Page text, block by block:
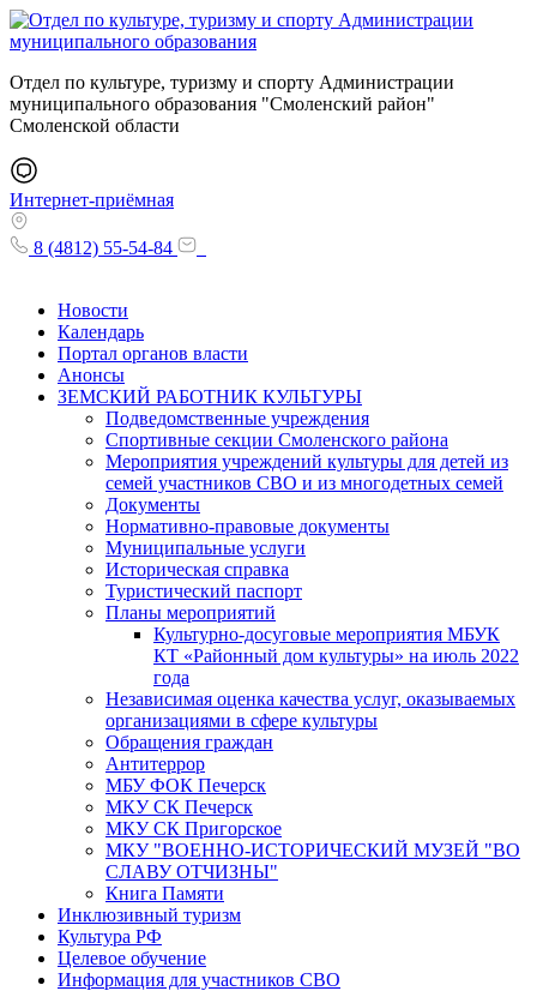
Отдел по культуре, туризму и спорту Администрации
муниципального образования "Смоленский район"
Смоленской области
Интернет-приёмная
8 (4812) 55-54-84
Новости
Календарь
Портал органов власти
Анонсы
ЗЕМСКИЙ РАБОТНИК КУЛЬТУРЫ
Подведомственные учреждения
Спортивные секции Смоленского района
Мероприятия учреждений культуры для детей из
семей участников СВО и из многодетных семей
Документы
Нормативно-правовые документы
Муниципальные услуги
Историческая справка
Туристический паспорт
Планы мероприятий
Культурно-досуговые мероприятия МБУК
КТ «Районный дом культуры» на июль 2022
года
Независимая оценка качества услуг, оказываемых
организациями в сфере культуры
Обращения граждан
Антитеррор
МБУ ФОК Печерск
МКУ СК Печерск
МКУ СК Пригорское
МКУ "ВОЕННО-ИСТОРИЧЕСКИЙ МУЗЕЙ "ВО
СЛАВУ ОТЧИЗНЫ"
Книга Памяти
Инклюзивный туризм
Культура РФ
Целевое обучение
Информация для участников СВО